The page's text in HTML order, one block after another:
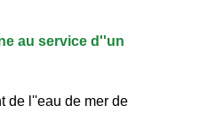
au service d''un
de l''eau de mer de